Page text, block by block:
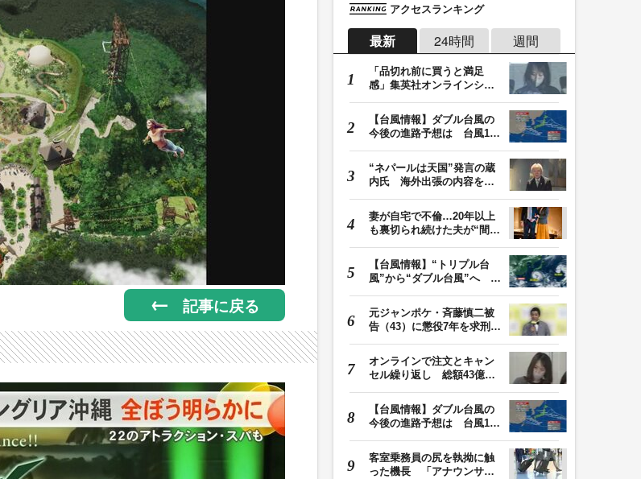
記事に戻る
アクセスランキング
最新 24時間 週間
「品切れ前に買うと満足
感」集英社オンラインショ
【台風情報】ダブル台風の
今後の進路予想は 台風13
“ネパールは天国”発言の蔵
内氏 海外出張の内容を説
妻が自宅で不倫…20年以上
も裏切られ続けた夫が“間
【台風情報】“トリプル台
風”から“ダブル台風”へ 13
元ジャンポケ・斉藤慎二被
告（43）に懲役7年を求刑
オンラインで注文とキャン
セル繰り返し 総額43億円
【台風情報】ダブル台風の
今後の進路予想は 台風13
客室乗務員の尻を執拗に触
った機長 「アナウンサー